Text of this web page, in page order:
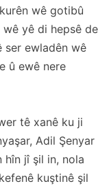
wê gotibû
yê di hepsê de
ser ewladên wê
û ewê nere
tê xanê ku ji
Adil Şenyar
hîn jî şil in, nola
kuştinê şil